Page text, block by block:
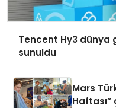
Tencent Hy3 dünya
sunuldu
Mars
Haftası”